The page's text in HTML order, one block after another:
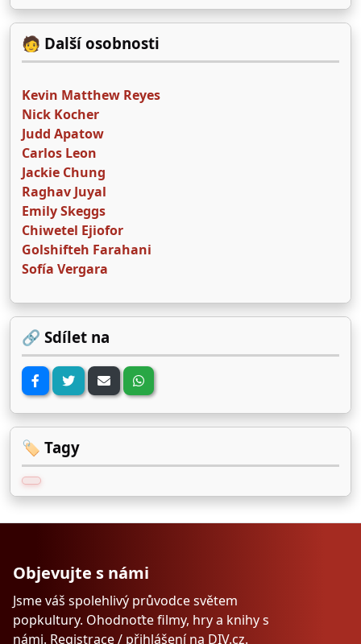
🧑 Další osobnosti
Kevin Matthew Reyes
Nick Kocher
Judd Apatow
Carlos Leon
Jackie Chung
Raghav Juyal
Emily Skeggs
Chiwetel Ejiofor
Golshifteh Farahani
Sofía Vergara
🔗 Sdílet na
🏷️ Tagy
Objevujte s námi
Jsme váš spolehlivý průvodce světem
popkultury. Ohodnoťte filmy, hry a knihy s
námi. Registrace/ přihlášenína DIV.cz.